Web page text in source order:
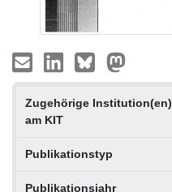
Zugehörige Institution(en)
am KIT
Publikationstyp
Publikationsjahr